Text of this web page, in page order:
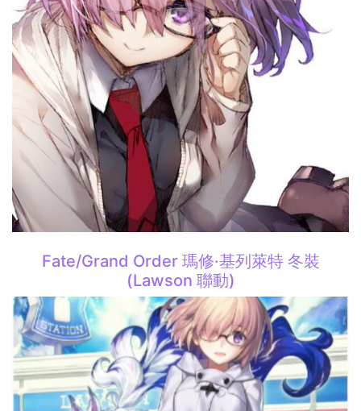
Fate/Grand Order 瑪修·基列萊特 冬裝
(Lawson 聯動)